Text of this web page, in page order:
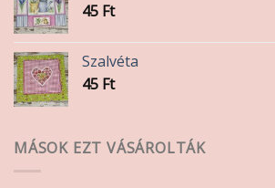
45 Ft
Szalvéta
45 Ft
MÁSOK EZT VÁSÁROLTÁK